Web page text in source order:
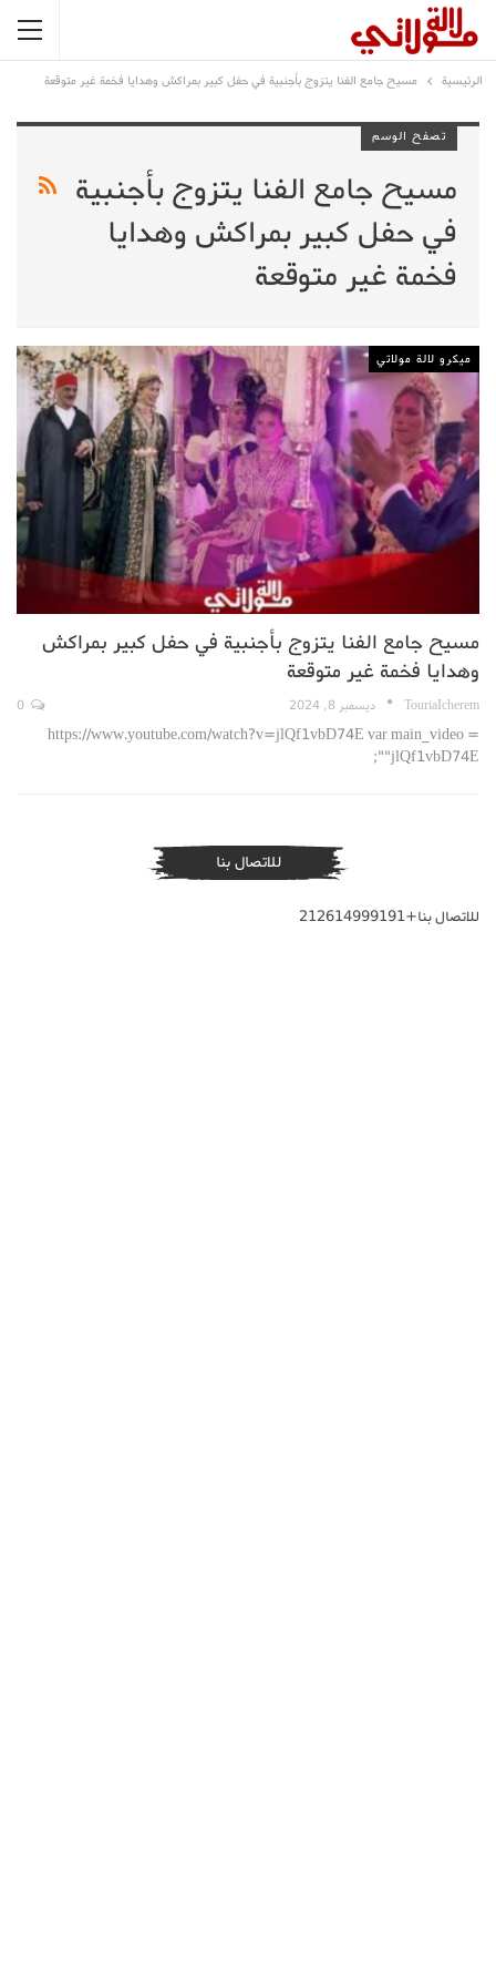
الرئيسية مسيح جامع الفنا يتزوج بأجنبية في حفل كبير بمراكش وهدايا فخمة غير متوقعة
تصفح الوسم
مسيح جامع الفنا يتزوج بأجنبية
في حفل كبير بمراكش وهدايا
فخمة غير متوقعة
ميكرو لالة مولاتي
مسيح جامع الفنا يتزوج بأجنبية في حفل كبير بمراكش
وهدايا فخمة غير متوقعة
TouriaIcherem ديسمبر 8, 2024
https://www.youtube.com/watch?v=jlQf1vbD74E var main_video =
"jlQf1vbD74E";
للاتصال بنا
للاتصال بنا+212614999191